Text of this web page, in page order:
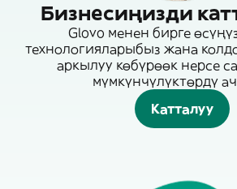
Бизнесиңизди
Glovo менен бирге
технологияларыбыз жана
аркылуу көбүрөөк нерсе
мүмкүнчүлүктөрдү
Катталуу